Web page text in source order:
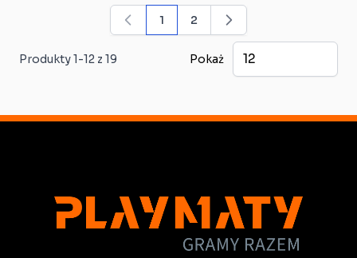
Produkty1-12 z 19
Aktualnie czytasz stronę
1 Strona
2
Pokaż